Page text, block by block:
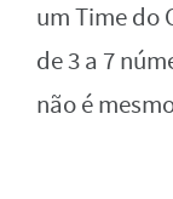
um Time do
de 3 a 7
não é